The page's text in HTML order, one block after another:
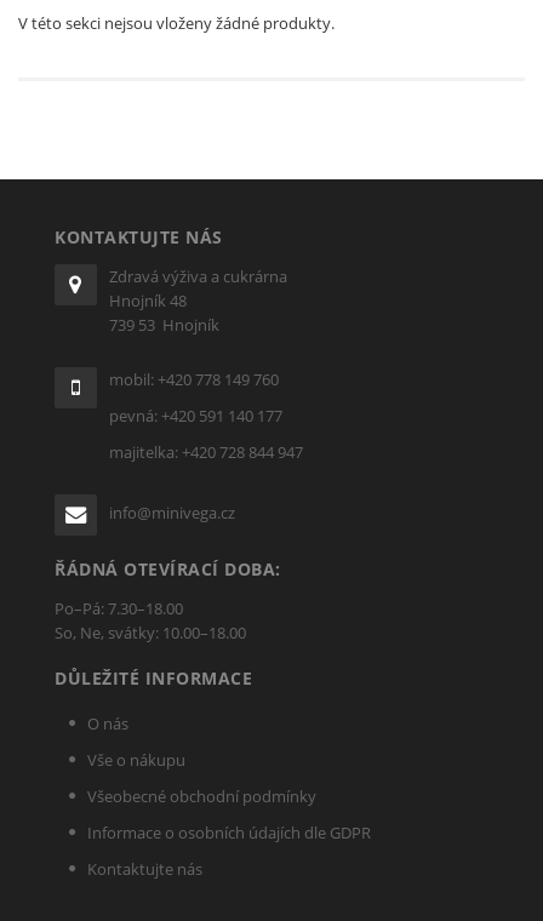
V této sekci nejsou vloženy žádné produkty.
KONTAKTUJTE NÁS
Zdravá výživa a cukrárna
Hnojník 48
739 53 Hnojník
mobil: +420 778 149 760
pevná: +420 591 140 177
majitelka: +420 728 844 947
info@minivega.cz
ŘÁDNÁ OTEVÍRACÍ DOBA:
Po–Pá: 7.30–18.00
So, Ne, svátky: 10.00–18.00
DŮLEŽITÉ INFORMACE
O nás
Vše o nákupu
Všeobecné obchodní podmínky
Informace o osobních údajích dle GDPR
Kontaktujte nás